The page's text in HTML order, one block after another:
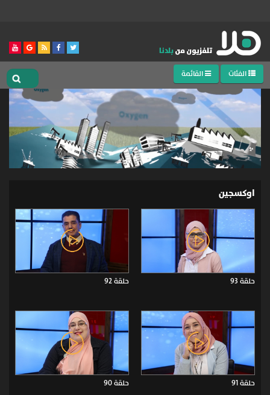
الفئات القائمة
اوكسجين
حلقة 93 حلقة 92
حلقة 91 حلقة 90